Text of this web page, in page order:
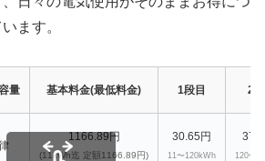
ます。
量 基本料金(最低料金) 1段目 2
1166.89円
(11kWh迄 定額1166.89円)
30.65円
11〜120kWh 120〜